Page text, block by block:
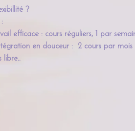
?
efficace : cours réguliers, 1 par
en douceur : 2 cours par mois
libre..